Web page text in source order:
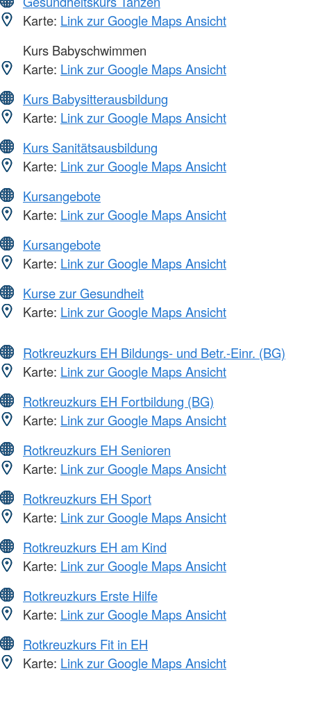
Karte: Link zur Google Maps Ansicht
Kurs Babyschwimmen
Karte: Link zur Google Maps Ansicht
Kurs Babysitterausbildung
Karte: Link zur Google Maps Ansicht
Kurs Sanitätsausbildung
Karte: Link zur Google Maps Ansicht
Kursangebote
Karte: Link zur Google Maps Ansicht
Kursangebote
Karte: Link zur Google Maps Ansicht
Kurse zur Gesundheit
Karte: Link zur Google Maps Ansicht
Rotkreuzkurs EH Bildungs- und Betr.-Einr. (BG)
Karte: Link zur Google Maps Ansicht
Rotkreuzkurs EH Fortbildung (BG)
Karte: Link zur Google Maps Ansicht
Rotkreuzkurs EH Senioren
Karte: Link zur Google Maps Ansicht
Rotkreuzkurs EH Sport
Karte: Link zur Google Maps Ansicht
Rotkreuzkurs EH am Kind
Karte: Link zur Google Maps Ansicht
Rotkreuzkurs Erste Hilfe
Karte: Link zur Google Maps Ansicht
Rotkreuzkurs Fit in EH
Karte: Link zur Google Maps Ansicht